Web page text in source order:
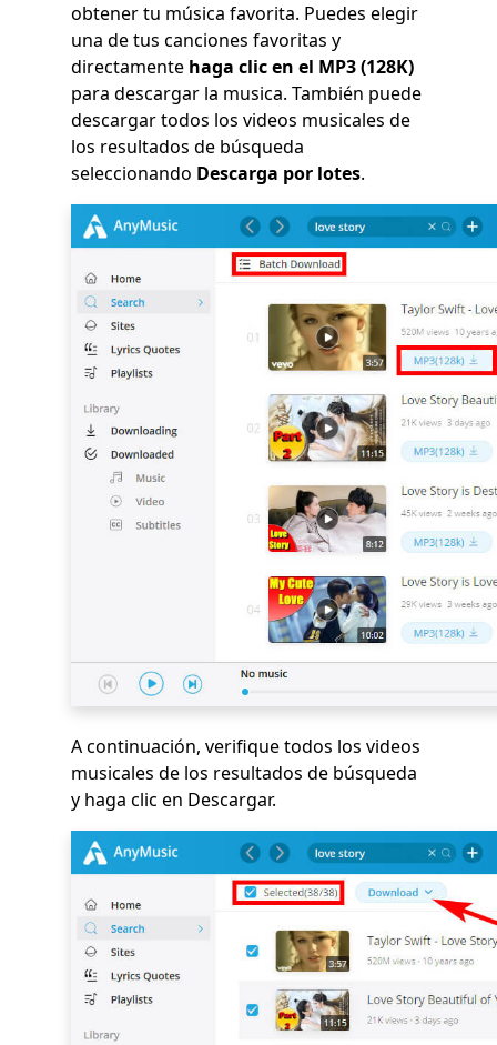
obtener tu música favorita. Puedes elegir
una de tus canciones favoritas y
directamente haga clic en el MP3 (128K)
para descargar la musica. También puede
descargar todos los videos musicales de
los resultados de búsqueda
seleccionando Descarga por lotes.
A continuación, verifique todos los videos
musicales de los resultados de búsqueda
y haga clic en Descargar.